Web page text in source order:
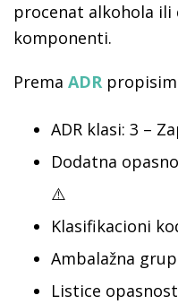
procenat alkohola
komponenti.
Prema ADR
ADR klasi: 3 –
Dodatna
⚠️
Klasifikacioni
Ambalažna
Listice